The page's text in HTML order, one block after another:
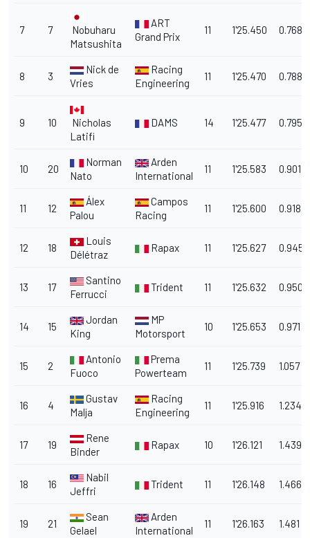
7 7
Nobuharu
Matsushita
ART
Grand Prix
11 1'25.450 0.768
8 3
Nick de
Vries
Racing
Engineering
11 1'25.470 0.788
9 10
Nicholas
Latifi
DAMS 14 1'25.477 0.795
10 20
Norman
Nato
Arden
International
11 1'25.583 0.901
11 12
Álex
Palou
Campos
Racing
11 1'25.600 0.918
12 18
Louis
Délétraz
Rapax 11 1'25.627 0.945
13 17
Santino
Ferrucci
Trident 11 1'25.632 0.950
14 15
Jordan
King
MP
Motorsport
10 1'25.653 0.971
15 2
Antonio
Fuoco
Prema
Powerteam
11 1'25.739 1.057
16 4
Gustav
Malja
Racing
Engineering
11 1'25.916 1.234
17 19
Rene
Binder
Rapax 10 1'26.121 1.439
18 16
Nabil
Jeffri
Trident 11 1'26.148 1.466
19 21
Sean
Gelael
Arden
International
11 1'26.163 1.481